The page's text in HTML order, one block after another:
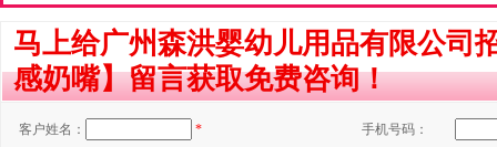
马上给广州森洪婴幼儿用品有限公司
感奶嘴】留言获取免费咨询！
客户姓名： * 手机号码：